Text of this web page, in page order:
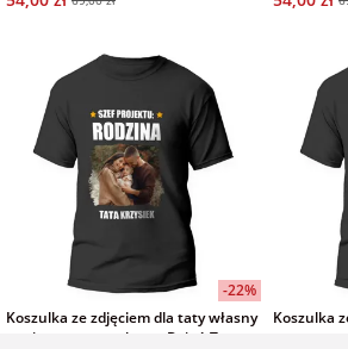
-22%
Koszulka ze zdjęciem dla taty własny
napis czarna męska na Dzień Taty
Koszulka
taty